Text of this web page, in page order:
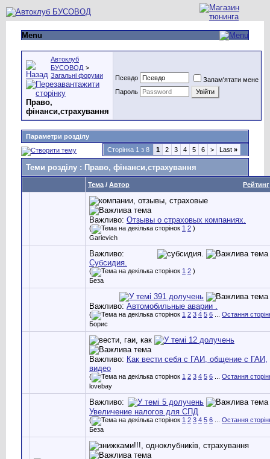
Menu
Автоклуб
БУСОВОД >
Загальні форуми
Право,
фінанси,страхування
Псевдо
Запам'ятати мене
Пароль
Параметри розділу
Сторінка 1 з 8
1 2 3 4 5 6 > Last »
Теми розділу : Право, фінанси,страхування
Рейтинг
Тема / Автор
Важливо: Отзывы о страховых компаниях.
( 1 2 )
Garievich
Важливо:
Субсидия.
( 1 2 )
Беза
Важливо: Автомобильные аварии .
( 1 2 3 4 5 6
Остання
Борис
Важливо: Как вести себя с ГАИ, общение с ГАИ,
видео
( 1 2 3 4 5 6
Остання
lovebay
Важливо:
Увеличение налогов для СПД
( 1 2 3 4 5 6
Остання
Беза